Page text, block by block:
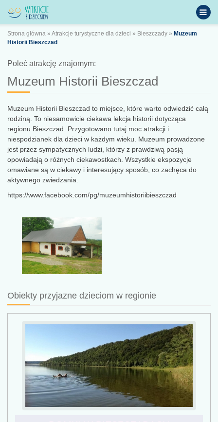
Strona główna » Atrakcje turystyczne dla dzieci » Bieszczady » Muzeum
Historii Bieszczad
Poleć atrakcję znajomym:
Muzeum Historii Bieszczad
Muzeum Historii Bieszczad to miejsce, które warto odwiedzić całą
rodziną. To niesamowicie ciekawa lekcja historii dotycząca
regionu Bieszczad. Przygotowano tutaj moc atrakcji i
niespodzianek dla dzieci w każdym wieku. Muzeum prowadzone
jest przez sympatycznych ludzi, którzy z prawdziwą pasją
opowiadają o różnych ciekawostkach. Wszystkie ekspozycje
omawiane są w ciekawy i interesujący sposób, co zachęca do
aktywnego zwiedzania.
https://www.facebook.com/pg/muzeumhistoriibieszczad
Obiekty przyjazne dzieciom w regionie